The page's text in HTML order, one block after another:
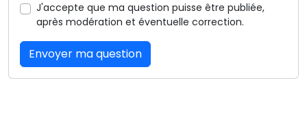
J'accepte que ma question puisse être publiée,
après modération et éventuelle correction.
Envoyer ma question